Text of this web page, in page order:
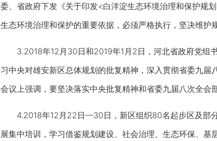
委、省政府下发《关于印发<白洋淀生态环境治理和保护规
生态环境治理和保护的重要依据，必须严格执行，坚决维护
3.2018年12月30日和2019年1月2日，河北省政府党组
习中央对雄安新区总体规划的批复精神，深入贯彻省委九届
会议上强调，要坚决落实中央批复精神和省委九届八次全会
4.2018年12月22日—30日，新区组织80名起步区及部分
展集中培训，学习借鉴规划建设、社会治理、生态环保、